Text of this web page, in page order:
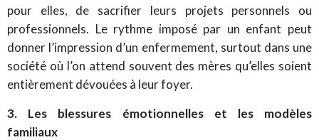
pour elles, de sacrifier leurs projets personnels ou
professionnels. Le rythme imposé par un enfant peut
donner l’impression d’un enfermement, surtout dans une
société où l’on attend souvent des mères qu’elles soient
entièrement dévouées à leur foyer.
3. Les blessures émotionnelles et les modèles
familiaux